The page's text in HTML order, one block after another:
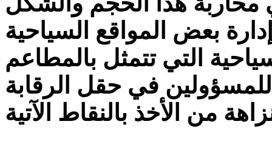
بعض المواقع السياحية
التي تتمثل بالمطاعم
للمسؤولين في حقل الرقابة